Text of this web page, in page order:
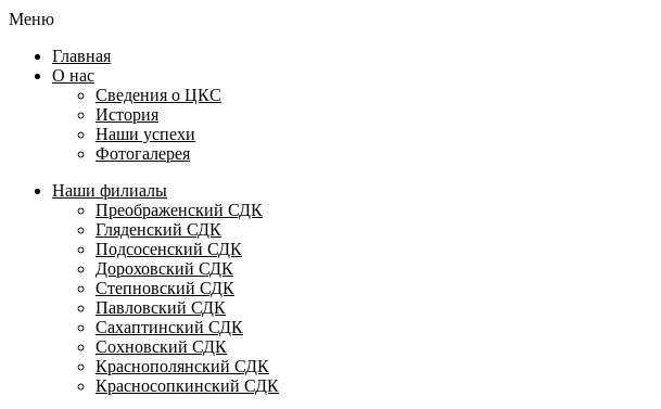
Меню
Главная
О нас
Сведения о ЦКС
История
Наши успехи
Фотогалерея
Наши филиалы
Преображенский СДК
Гляденский СДК
Подсосенский СДК
Дороховский СДК
Степновский СДК
Павловский СДК
Сахаптинский СДК
Сохновский СДК
Краснополянский СДК
Красносопкинский СДК